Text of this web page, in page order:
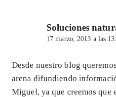
Soluciones
17 marzo, 2013 a las
Desde nuestro blog
arena difundiendo
Miguel, ya que creemos que